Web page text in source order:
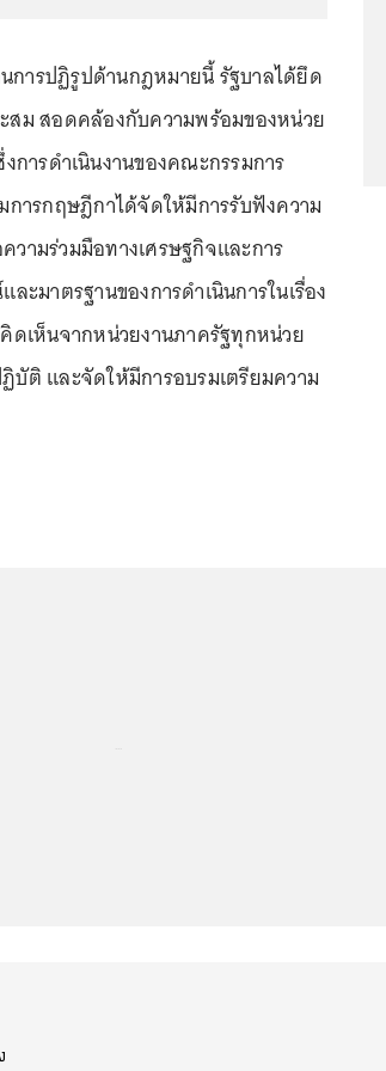
การปฏิรูปด้านกฎหมายนี้ รัฐบาลได้ยึด
สม สอดคล้องกับความพร้อมของหน่วย
การดำเนินงานของคณะกรรมการ
รกฤษฎีกาได้จัดให้มีการรับฟังความ
ามร่วมมือทางเศรษฐกิจและการ
ะมาตรฐานของการดำเนินการในเรื่อง
ดเห็นจากหน่วยงานภาครัฐทุกหน่วย
บัติ และจัดให้มีการอบรมเตรียมความ